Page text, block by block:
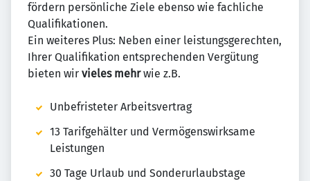
fördern persönliche Ziele ebenso wie fachliche
Qualifikationen.
Ein weiteres Plus: Neben einer leistungsgerechten,
Ihrer Qualifikation entsprechenden Vergütung
bieten wir vieles mehrwie z.B.
Unbefristeter Arbeitsvertrag
13 Tarifgehälter und Vermögenswirksame
Leistungen
30 Tage Urlaub und Sonderurlaubstage